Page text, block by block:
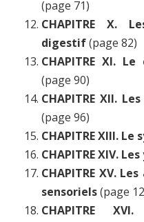
(page 71)
CHAPITRE X.
digestif(page 82)
CHAPITRE XI.
(page 90)
CHAPITRE XII.
(page 96)
CHAPITRE XIII.
CHAPITRE XIV.
CHAPITRE XV.
sensoriels(page
CHAPITRE